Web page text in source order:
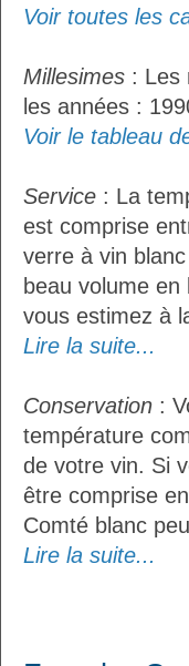
Voir toutes les
Millesimes : Les
les années :
Voir le tableau
Service : La
est comprise
verre à vin
beau volume
vous estimez à
Lire la suite...
Conservation :
température
de votre vin. Si
être comprise
Comté blanc
Lire la suite...